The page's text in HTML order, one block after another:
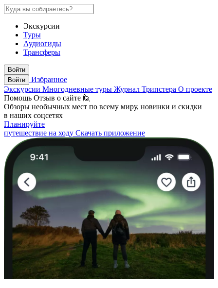
Экскурсии
Туры
Аудиогиды
Трансферы
Войти
Войти
Избранное
Экскурсии Многодневные туры Журнал Трипстера О проекте
Помощь Отзыв о сайте 🙋
Обзоры необычных мест по всему миру, новинки и скидки
в наших соцсетях
Планируйте
путешествие на ходу Скачать приложение